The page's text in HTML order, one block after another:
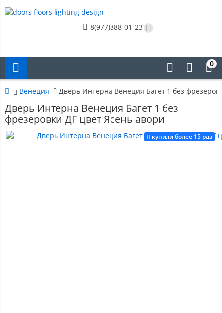
8(977)888-01-23
0
Венеция Дверь Интерна Венеция Багет 1 без
Дверь Интерна Венеция Багет 1 без
фрезеровки ДГ цвет Ясень авори
купили более 15 раз